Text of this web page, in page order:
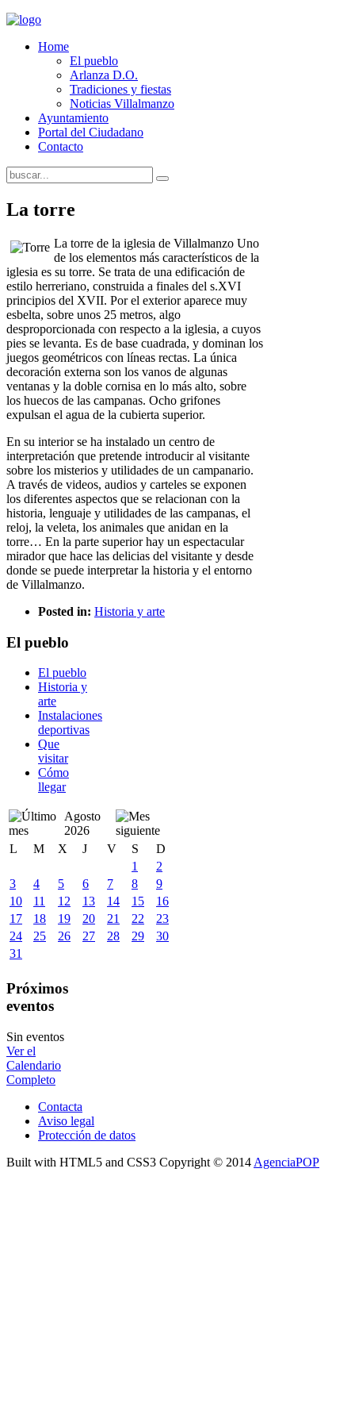
Home
El pueblo
Arlanza D.O.
Tradiciones y fiestas
Noticias Villalmanzo
Ayuntamiento
Portal del Ciudadano
Contacto
La torre
La torre de la iglesia de Villalmanzo Uno
de los elementos más característicos de la
iglesia es su torre. Se trata de una edificación de
estilo herreriano, construida a finales del s.XVI
principios del XVII. Por el exterior aparece muy
esbelta, sobre unos 25 metros, algo
desproporcionada con respecto a la iglesia, a cuyos
pies se levanta. Es de base cuadrada, y dominan los
juegos geométricos con líneas rectas. La única
decoración externa son los vanos de algunas
ventanas y la doble cornisa en lo más alto, sobre
los huecos de las campanas. Ocho grifones
expulsan el agua de la cubierta superior.
En su interior se ha instalado un centro de
interpretación que pretende introducir al visitante
sobre los misterios y utilidades de un campanario.
A través de videos, audios y carteles se exponen
los diferentes aspectos que se relacionan con la
historia, lenguaje y utilidades de las campanas, el
reloj, la veleta, los animales que anidan en la
torre… En la parte superior hay un espectacular
mirador que hace las delicias del visitante y desde
donde se puede interpretar la historia y el entorno
de Villalmanzo.
Posted in: Historia y arte
El pueblo
El pueblo
Historia y
arte
Instalaciones
deportivas
Que
visitar
Cómo
llegar
Agosto
2026
L
M X J V S
D
1
2
3
4 5 6 7 8
9
10
11 12 13 14 15
16
17
18 19 20 21 22
23
24
25 26 27 28 29
30
31
Próximos
eventos
Sin eventos
Ver el
Calendario
Completo
Contacta
Aviso legal
Protección de datos
Built with HTML5 and CSS3 Copyright © 2014 AgenciaPOP